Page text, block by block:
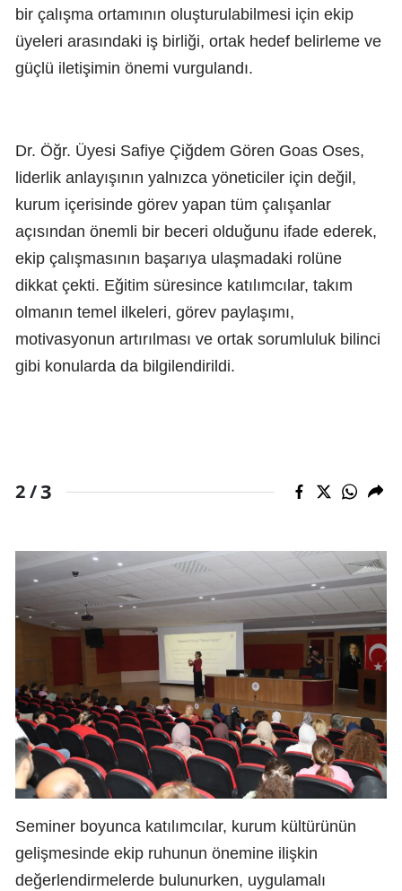
bir çalışma ortamının oluşturulabilmesi için ekip
üyeleri arasındaki iş birliği, ortak hedef belirleme ve
güçlü iletişimin önemi vurgulandı.
Dr. Öğr. Üyesi Safiye Çiğdem Gören Goas Oses,
liderlik anlayışının yalnızca yöneticiler için değil,
kurum içerisinde görev yapan tüm çalışanlar
açısından önemli bir beceri olduğunu ifade ederek,
ekip çalışmasının başarıya ulaşmadaki rolüne
dikkat çekti. Eğitim süresince katılımcılar, takım
olmanın temel ilkeleri, görev paylaşımı,
motivasyonun artırılması ve ortak sorumluluk bilinci
gibi konularda da bilgilendirildi.
2 /3
Seminer boyunca katılımcılar, kurum kültürünün
gelişmesinde ekip ruhunun önemine ilişkin
değerlendirmelerde bulunurken, uygulamalı